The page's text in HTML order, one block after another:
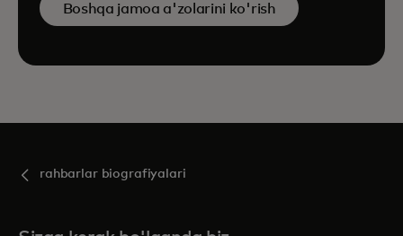
Boshqa jamoa a'zolarini ko'rish
rahbarlar biografiyalari